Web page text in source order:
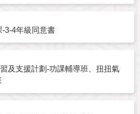
-3-4年級同意書
及支援計劃-功課輔導班、扭扭氣